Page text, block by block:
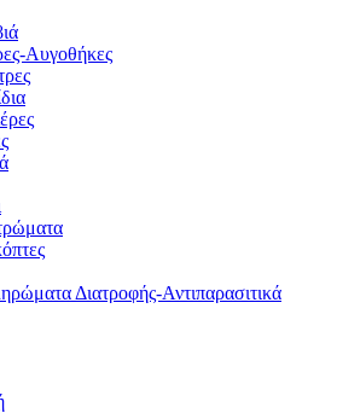
Αυγοθήκες
Διατροφής-Αντιπαρασιτικά